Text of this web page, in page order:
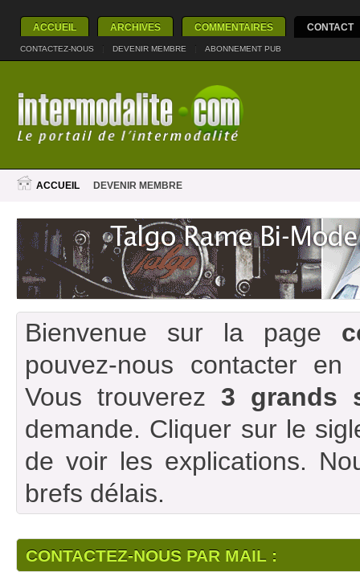
ACCUEIL ARCHIVES COMMENTAIRES CONTACT
CONTACTEZ-NOUS | DEVENIR MEMBRE | ABONNEMENT PUB
ACCUEIL DEVENIR MEMBRE
Bienvenue sur la page
pouvez-nous contacter
Vous trouverez 3 grands
demande. Cliquer sur le
de voir les explications.
brefs délais.
CONTACTEZ-NOUS PAR MAIL :